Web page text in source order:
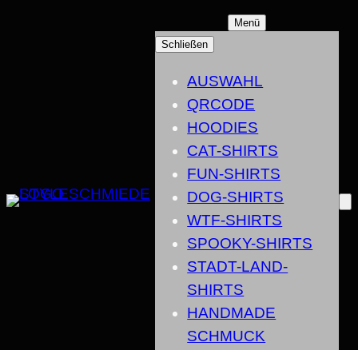
Menü
Schließen
AUSWAHL
QRCODE
HOODIES
CAT-SHIRTS
FUN-SHIRTS
DOG-SHIRTS
WTF-SHIRTS
SPOOKY-SHIRTS
STADT-LAND-
SHIRTS
HANDMADE
SCHMUCK